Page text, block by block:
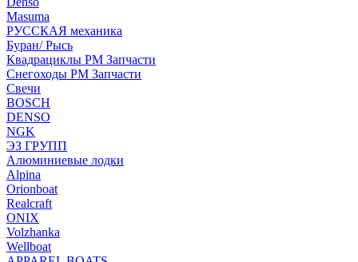
Masuma
РУССКАЯ механика
Буран/ Рысь
Квадрациклы РМ Запчасти
Снегоходы РМ Запчасти
Свечи
BOSCH
DENSO
NGK
ЭЗ ГРУПП
Алюминиевые лодки
Alpina
Orionboat
Realcraft
ONIX
Volzhanka
Wellboat